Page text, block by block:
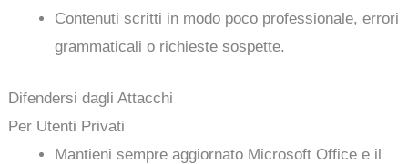
Contenuti scritti in modo poco professionale, errori
grammaticali o richieste sospette.
Difendersi dagli Attacchi
Per Utenti Privati
Mantieni sempre aggiornato Microsoft Office e il